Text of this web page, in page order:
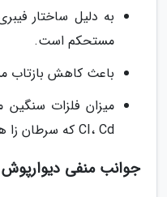
به دلیل ساختار
مستحکم است.
باعث کاهش بازتاب
CI، Cd که سرطان زا هستند تقریباً در حد صفر است.
جوانب منفی